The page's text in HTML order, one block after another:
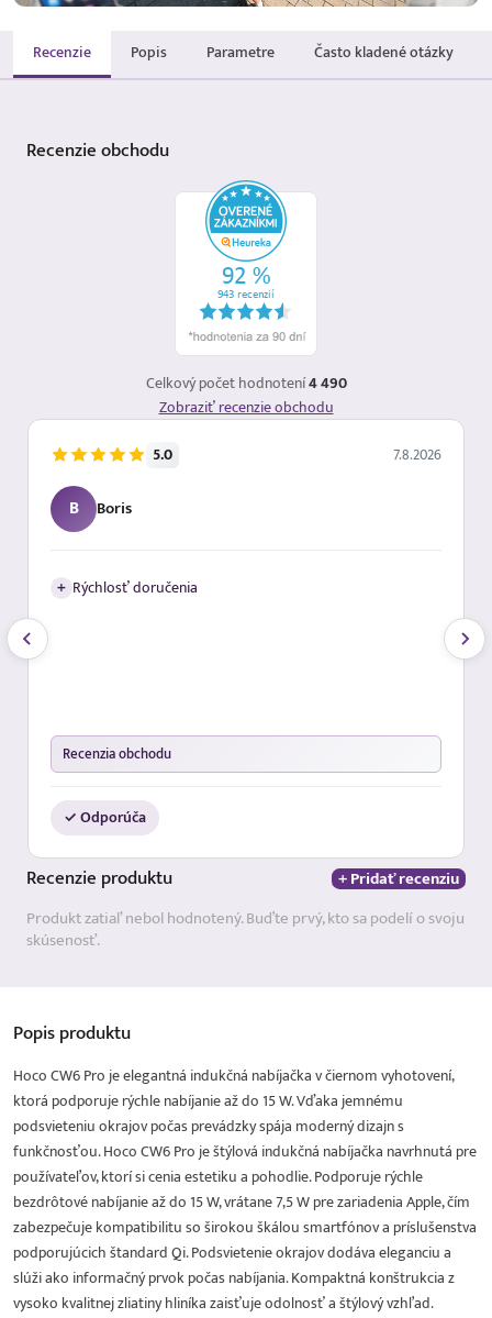
Recenzie Popis Parametre Často kladené otázky
Recenzieobchodu
Celkový počet hodnotení4 490
Zobraziť recenzie obchodu
5.0 7.8.2026
B Boris
+ Rýchlosť doručenia
Recenzia obchodu
✓ Odporúča
Recenzie produktu
+ Pridať recenziu
Produkt zatiaľ nebol hodnotený. Buďte prvý, kto sa podelí o svoju
skúsenosť.
Popisproduktu
Hoco CW6 Pro je elegantná indukčná nabíjačka v čiernom vyhotovení,
ktorá podporuje rýchle nabíjanie až do 15 W. Vďaka jemnému
podsvieteniu okrajov počas prevádzky spája moderný dizajn s
funkčnosťou. Hoco CW6 Pro je štýlová indukčná nabíjačka navrhnutá pre
používateľov, ktorí si cenia estetiku a pohodlie. Podporuje rýchle
bezdrôtové nabíjanie až do 15 W, vrátane 7,5 W pre zariadenia Apple, čím
zabezpečuje kompatibilitu so širokou škálou smartfónov a príslušenstva
podporujúcich štandard Qi. Podsvietenie okrajov dodáva eleganciu a
slúži ako informačný prvok počas nabíjania. Kompaktná konštrukcia z
vysoko kvalitnej zliatiny hliníka zaisťuje odolnosť a štýlový vzhľad.